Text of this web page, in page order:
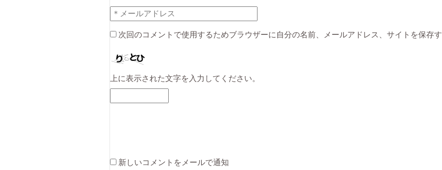
次回のコメントで使用するためブラウザーに自分の名前、メールアドレス、サイトを保存
上に表示された文字を入力してください。
新しいコメントをメールで通知